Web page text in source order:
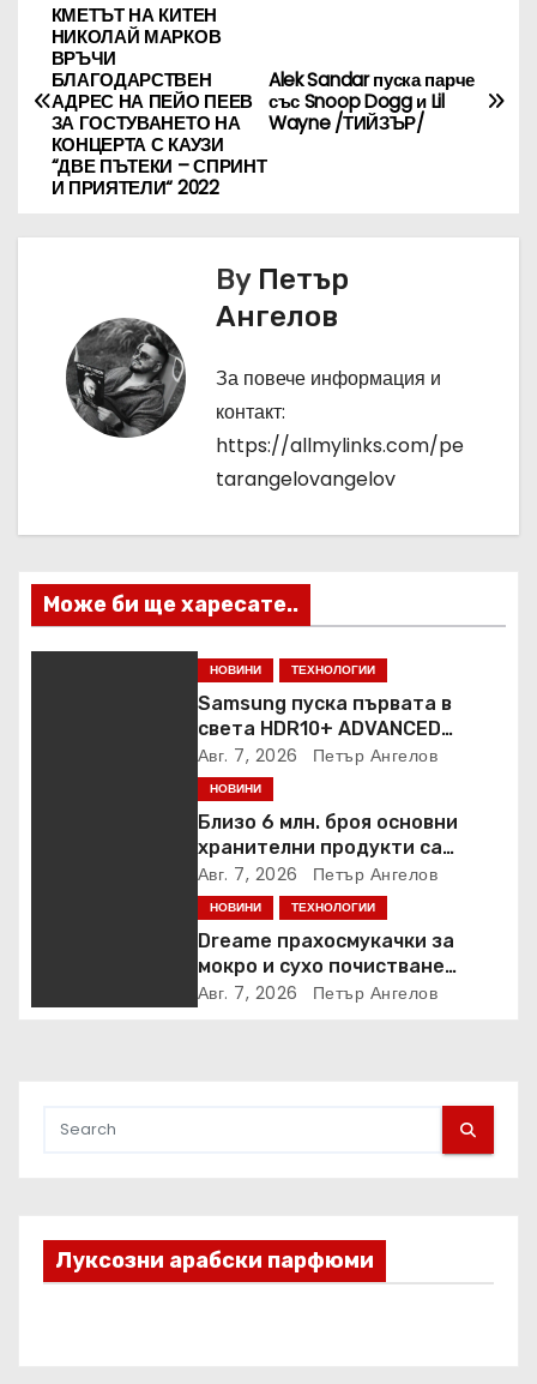
Н
а
в
и
г
Alek Sandar пуска парче
със Snoop Dogg и Lil
Wayne /ТИЙЗЪР/
КМЕТЪТ НА КИТЕН
НИКОЛАЙ МАРКОВ
ВРЪЧИ
БЛАГОДАРСТВЕН
АДРЕС НА ПЕЙО ПЕЕВ
ЗА ГОСТУВАНЕТО НА
КОНЦЕРТА С КАУЗИ
“ДВЕ ПЪТЕКИ – СПРИНТ
И ПРИЯТЕЛИ“ 2022
By Петър
Ангелов
За повече информация и
контакт:
https://allmylinks.com/pe
tarangelovangelov
Може би ще харесате..
НОВИНИ ТЕХНОЛОГИИ
Samsung пуска първата в
света HDR10+ ADVANCED
стрийминг услуга в Prime
Video
Авг. 7, 2026 Петър Ангелов
НОВИНИ
Близо 6 млн. броя основни
хранителни продукти са
закупени от „Кошница с
грижа“ в Kaufland от старта на
кампанията
Авг. 7, 2026 Петър Ангелов
НОВИНИ ТЕХНОЛОГИИ
Dreame прахосмукачки за
мокро и сухо почистване
надхвърлиха 2 000 патентни
Авг. 7, 2026 Петър Ангелов
Луксозни арабски парфюми